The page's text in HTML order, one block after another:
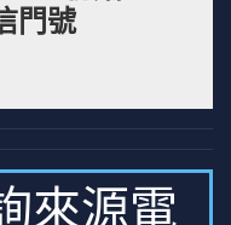
門號
來源電